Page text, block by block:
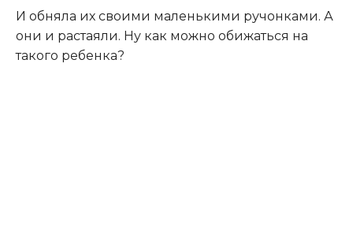
И обняла их своими маленькими ручонками. А
они и растаяли. Ну как можно обижаться на
такого ребенка?